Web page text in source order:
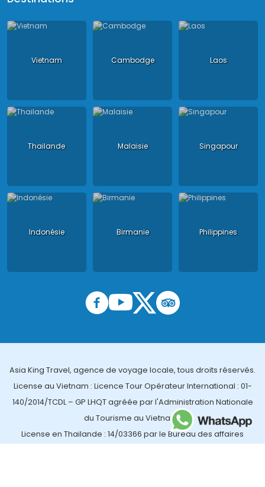
Vietnam Cambodge Laos
Thailande Malaisie Singapour
Indonésie Birmanie Philippines
Asia King Travel, agence de voyage locale, tous droits réservés.
License au Vietnam : Licence Tour Opérateur International : 01-
140/2014/TCDL – GP LHQT agréée par l'Administration Nationale
du Tourisme au Vietnam ;
License en Thailande : 14/03366 par le Bureau des affaires